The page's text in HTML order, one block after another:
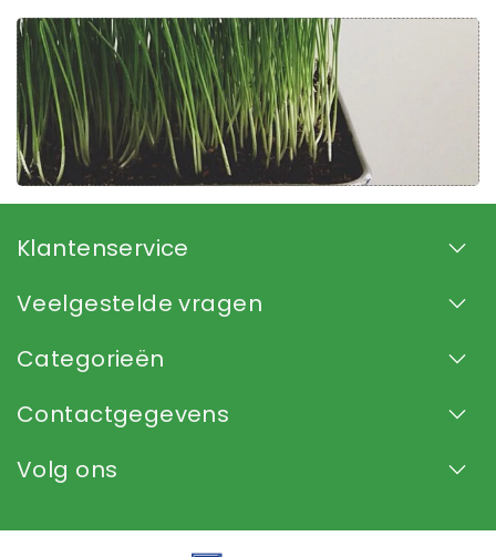
Klantenservice
Veelgestelde vragen
Categorieën
Contactgegevens
Volg ons